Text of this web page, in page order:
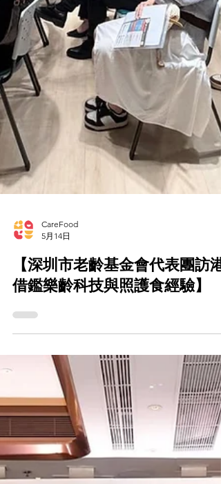
CareFood
5月14日
【深圳市老齡基金會代表團訪港
借鑑樂齡科技與照護食經驗】